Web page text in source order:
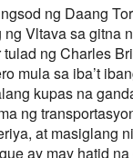
ng Daang
Vltava sa gitna
ng Charles
mula sa iba’t
kupas na
ng
at masiglang
ay may hatid